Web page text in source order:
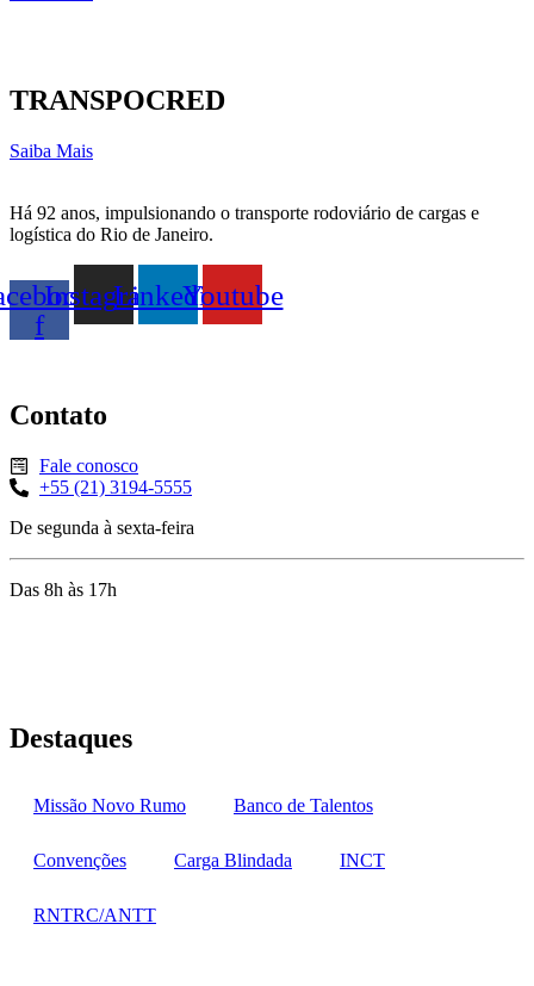
TRANSPOCRED
Saiba Mais
Há 92 anos, impulsionando o transporte rodoviário de cargas e
logística do Rio de Janeiro.
f
InstagramLinkedinYoutube
Contato
Fale conosco
+55 (21) 3194-5555
De segunda à sexta-feira
Das 8h às 17h
Destaques
Missão Novo Rumo Banco de Talentos
Convenções Carga Blindada INCT
RNTRC/ANTT